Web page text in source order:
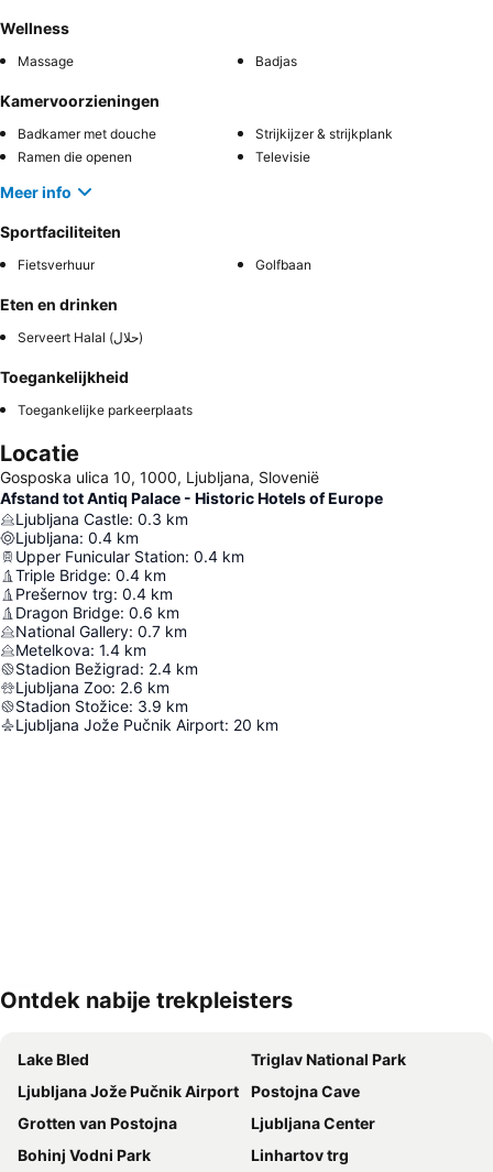
Wellness
Massage Badjas
Kamervoorzieningen
Badkamer met douche
Strijkijzer & strijkplank
Ramen die openen
Televisie
Meer info
Sportfaciliteiten
Fietsverhuur Golfbaan
Eten en drinken
Serveert Halal (حلال)
Toegankelijkheid
Toegankelijke parkeerplaats
Locatie
Gosposka ulica 10, 1000, Ljubljana, Slovenië
Afstand tot Antiq Palace - Historic Hotels of Europe
Ljubljana Castle: 0.3 km
Ljubljana: 0.4 km
Upper Funicular Station: 0.4 km
Triple Bridge: 0.4 km
Prešernov trg: 0.4 km
Dragon Bridge: 0.6 km
National Gallery: 0.7 km
Metelkova: 1.4 km
Stadion Bežigrad: 2.4 km
Ljubljana Zoo: 2.6 km
Stadion Stožice: 3.9 km
Ljubljana Jože Pučnik Airport: 20 km
Kaart uitvouwen
Ontdek nabije trekpleisters
Lake Bled
Triglav National Park
Ljubljana Jože Pučnik Airport
Postojna Cave
Grotten van Postojna
Ljubljana Center
Bohinj Vodni Park
Linhartov trg